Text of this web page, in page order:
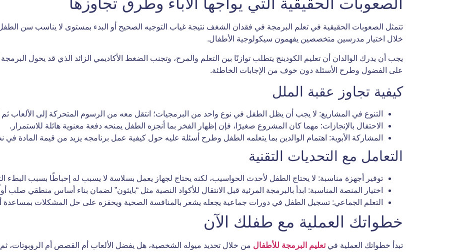
تتمثل الصعوبات الحقيقية في تعلم البرمجة في فقدان الشغف نتيجة غياب التوجيه الصحيح أو البدء بمستوى لا يناسب سن الطفل
خلال اختيار مدرسين متخصصين يفهمون سيكولوجية الأطفال.
يجب أن يدرك الوالدان أن تعليم الكودينج يتطلب توازنًا بين التعلم والمرح، وتجنب الضغط الأكاديمي الزائد الذي قد يحول
على الفضول وطرح الأسئلة دون خوف من الإجابات الخاطئة.
كيفية تجاوز عقبة الملل
التنوع في المشاريع: لا يجب أن يظل الطفل في نوع واحد من البرمجيات؛ انتقل معه من الرسوم المتحركة إلى الألعاب
الاحتفال بالإنجازات: مهما كان المشروع صغيرًا، فإن إظهار الفخر بما أنجزه الطفل يمنحه دفعة معنوية هائلة للاستمرار.
المشاركة الأبوية: اهتمام الوالدين بما يتعلمه الطفل وطرح أسئلة عليه حول كيفية عمل برنامجه يزيد من قيمة المادة في
التعامل مع التحديات التقنية
توفير أجهزة مناسبة: لا يحتاج الطفل لأحدث الحواسيب، لكنه يحتاج لجهاز يعمل بسلاسة لا يسبب له إحباطًا بسبب البطء
اختيار المنصة المناسبة: ابدأ بالبرمجة المرئية قبل الانتقال للأكواد النصية مثل “بايثون” لضمان بناء أساس منطقي صلب
التعلم الجماعي: تسجيل الطفل في دورات جماعية يجعله يشعر بالمنافسة الصحية ويحفزه على حل المشكلات بمساعدة
خطواتك العملية مع طفلك الآن
تبدأ خطواتك العملية فيتعليم البرمجة للأطفال من خلال تحديد ميوله الشخصية، هل يفضل الألعاب أم القصص أم